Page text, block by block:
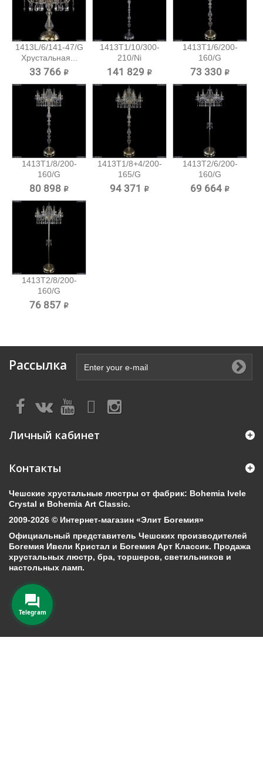
1413L/6/141-47/G
Хрустальная...
33 766 ₽
1413T1/10/300-
210/Ni
Хрустальный...
141 829 ₽
1413T1/6/200-
160/G
Хрустальный
73 330 ₽
1413T1/8/200-
160/G
Хрустальный
80 898 ₽
1413T1/8+4/200-
165/G
Хрустальный...
94 371 ₽
1413T2/6/200-
160/G
Хрустальный
69 664 ₽
1413T2/8/200-
160/G
Хрустальный
76 857 ₽
Рассылка
Личный кабинет
Контакты
Чешские хрустальные люстры от фабрик: Bohemia Ivele
Crystal и Bohemia Art Classic.
2009-2026 © Интернет-магазин «Элит Богемия»
Официальный представитель Чешских производителей
Богемия Ивели Кристал и Богемия Арт Классик. Продажа
хрустальных люстр, бра, торшеров, светильников и
настольных ламп.
Telegram